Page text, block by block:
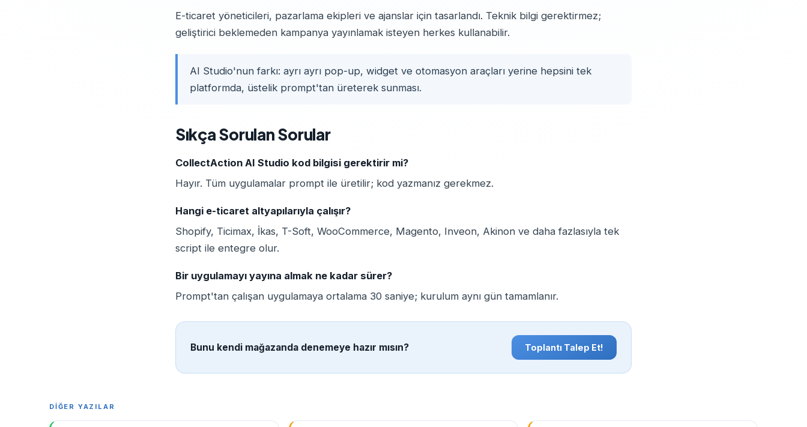
E-ticaret yöneticileri, pazarlama ekipleri ve ajanslar için tasarlandı. Teknik bilgi gerektirmez;
geliştirici beklemeden kampanya yayınlamak isteyen herkes kullanabilir.
AI Studio'nun farkı: ayrı ayrı pop-up, widget ve otomasyon araçları yerine hepsini tek
platformda, üstelik prompt'tan üreterek sunması.
Sıkça Sorulan Sorular
CollectAction AI Studio kod bilgisi gerektirir mi?
Hayır. Tüm uygulamalar prompt ile üretilir; kod yazmanız gerekmez.
Hangi e-ticaret altyapılarıyla çalışır?
Shopify, Ticimax, İkas, T-Soft, WooCommerce, Magento, Inveon, Akinon ve daha fazlasıyla tek
script ile entegre olur.
Bir uygulamayı yayına almak ne kadar sürer?
Prompt'tan çalışan uygulamaya ortalama 30 saniye; kurulum aynı gün tamamlanır.
Bunu kendi mağazanda denemeye hazır mısın? Toplantı Talep Et!
DİĞER YAZILAR